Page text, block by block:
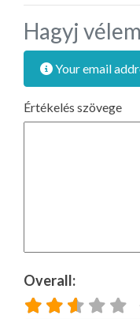
Hagyj
Your email
Értékelés szövege
Overall: